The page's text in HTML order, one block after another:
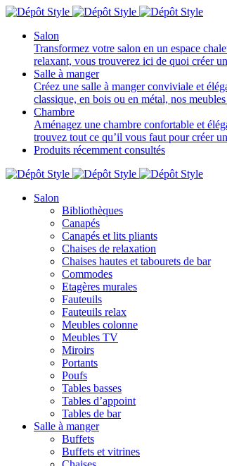
Salon
Transformez votre salon en un espace
relaxant, vous trouverez ici de quoi créer
Salle à manger
Créez une salle à manger conviviale et
classique, en bois ou en métal, nos
Chambre
Aménagez une chambre confortable et
trouvez tout ce qu’il vous faut pour créer
Produits récemment consultés
Salon
Bibliothèques
Canapés
Canapés et lits pliants
Chaises de relaxation
Chaises hautes et tabourets de bar
Commodes
Etagères murales
Fauteuils
Fauteuils relax
Meubles colonne
Meubles TV
Miroirs
Portants
Poufs
Tables basses
Tables d’appoint
Tables de bar
Salle à manger
Buffets
Buffets et vitrines